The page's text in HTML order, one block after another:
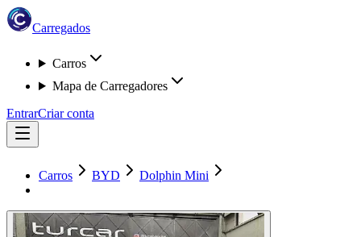
Carregados
Carros
Mapa de Carregadores
EntrarCriar conta
Carros BYD Dolphin Mini